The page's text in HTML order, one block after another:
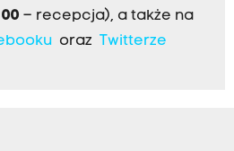
00 – recepcja), a także na
oraz Twitterze